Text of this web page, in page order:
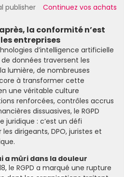
publisher Continuez vos achats
la conformité n’est
entreprises
d’intelligence artificielle
données traversent les
lumière, de nombreuses
à transformer cette
une véritable culture
renforcées, contrôles accrus
dissuasives, le RGPD
juridique : c’est un défi
dirigeants, DPO, juristes et
a mûri dans la douleur
le RGPD a marqué une rupture